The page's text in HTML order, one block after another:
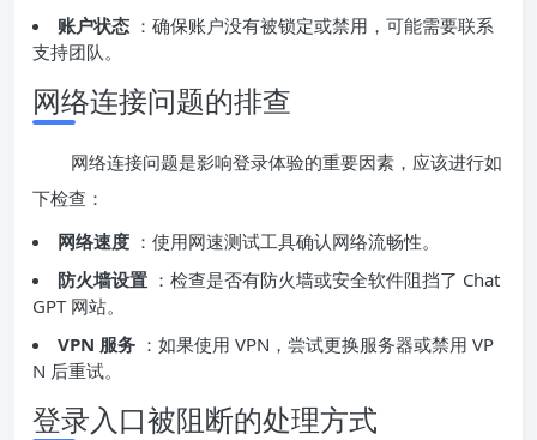
账户状态 ：确保账户没有被锁定或禁用，可能需要联系
支持团队。
网络连接问题的排查
网络连接问题是影响登录体验的重要因素，应该进行如
下检查：
网络速度 ：使用网速测试工具确认网络流畅性。
防火墙设置 ：检查是否有防火墙或安全软件阻挡了 Chat
GPT 网站。
VPN 服务 ：如果使用 VPN，尝试更换服务器或禁用 VP
N 后重试。
登录入口被阻断的处理方式